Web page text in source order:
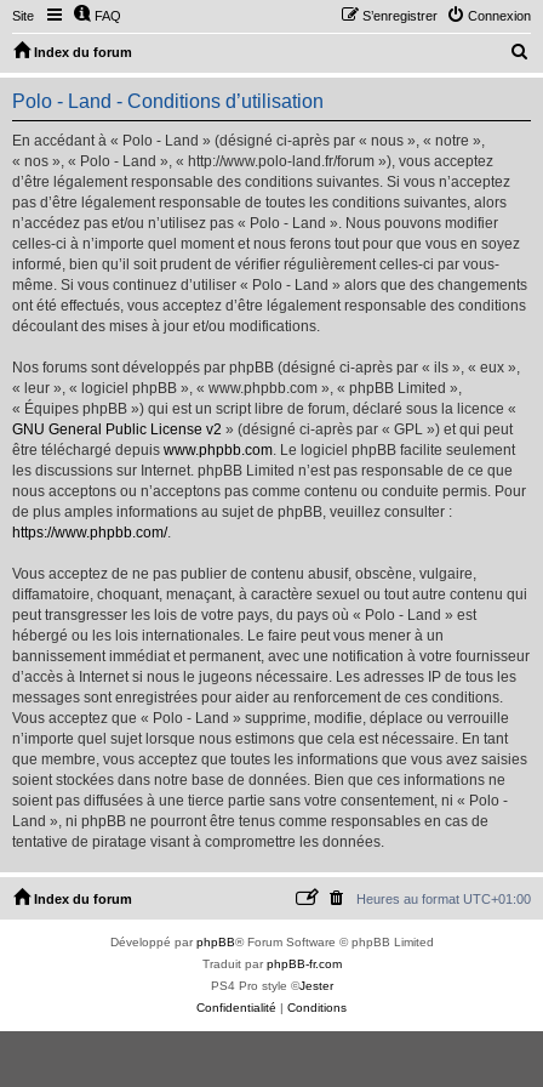
Site FAQ Connexion
S’enregistrer
Index du forum
e
Polo - Land - Conditions d’utilisation
En accédant à « Polo - Land » (désigné ci-après par « nous », « notre »,
« nos », « Polo - Land », « http://www.polo-land.fr/forum »), vous acceptez
d’être légalement responsable des conditions suivantes. Si vous n’acceptez
pas d’être légalement responsable de toutes les conditions suivantes, alors
n’accédez pas et/ou n’utilisez pas « Polo - Land ». Nous pouvons modifier
celles-ci à n’importe quel moment et nous ferons tout pour que vous en soyez
informé, bien qu’il soit prudent de vérifier régulièrement celles-ci par vous-
même. Si vous continuez d’utiliser « Polo - Land » alors que des changements
ont été effectués, vous acceptez d’être légalement responsable des conditions
découlant des mises à jour et/ou modifications.
Nos forums sont développés par phpBB (désigné ci-après par « ils », « eux »,
« leur », « logiciel phpBB », « www.phpbb.com », « phpBB Limited »,
« Équipes phpBB ») qui est un script libre de forum, déclaré sous la licence «
GNU General Public License v2 » (désigné ci-après par « GPL ») et qui peut
être téléchargé depuis www.phpbb.com. Le logiciel phpBB facilite seulement
les discussions sur Internet. phpBB Limited n’est pas responsable de ce que
nous acceptons ou n’acceptons pas comme contenu ou conduite permis. Pour
de plus amples informations au sujet de phpBB, veuillez consulter :
https://www.phpbb.com/.
Vous acceptez de ne pas publier de contenu abusif, obscène, vulgaire,
diffamatoire, choquant, menaçant, à caractère sexuel ou tout autre contenu qui
peut transgresser les lois de votre pays, du pays où « Polo - Land » est
hébergé ou les lois internationales. Le faire peut vous mener à un
bannissement immédiat et permanent, avec une notification à votre fournisseur
d’accès à Internet si nous le jugeons nécessaire. Les adresses IP de tous les
messages sont enregistrées pour aider au renforcement de ces conditions.
Vous acceptez que « Polo - Land » supprime, modifie, déplace ou verrouille
n’importe quel sujet lorsque nous estimons que cela est nécessaire. En tant
que membre, vous acceptez que toutes les informations que vous avez saisies
soient stockées dans notre base de données. Bien que ces informations ne
soient pas diffusées à une tierce partie sans votre consentement, ni « Polo -
Land », ni phpBB ne pourront être tenus comme responsables en cas de
tentative de piratage visant à compromettre les données.
Index du forum Heures au format UTC+01:00
Développé parphpBB® Forum Software © phpBB Limited
Traduit parphpBB-fr.com
PS4 Pro style ©Jester
Confidentialité | Conditions